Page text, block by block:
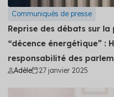
Communiqués de presse
Reprise des débats sur
“décence énergétique” :
responsabilité des
Adèle 27 janvier 2025